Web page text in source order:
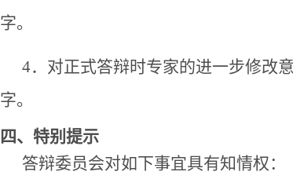
字。
4． 对正式答辩时专家的进一步修改
字。
四、特别提示
答辩委员会对如下事宜具有知情权：